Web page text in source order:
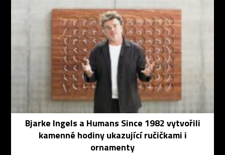
Bjarke Ingels a Humans Since 1982 vytvořili
kamenné hodiny ukazující ručičkami i
ornamenty